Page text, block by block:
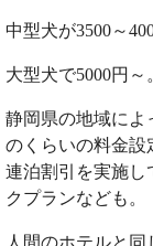
中型犬が3500～
大型犬で5000円～
静岡県の地域によ
のくらいの料金設
連泊割引を実施し
クプランなども。
人間のホテルと